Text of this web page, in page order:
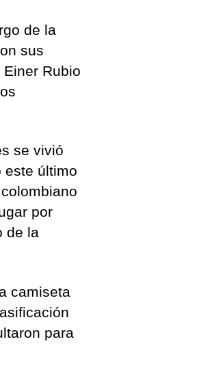
de la
sus
Rubio
se vivió
este último
por
de la
camiseta
para